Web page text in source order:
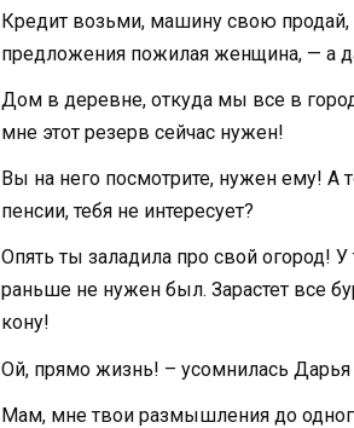
Кредит возьми, машину свою продай,
предложения пожилая женщина, — а
Дом в деревне, откуда мы все в
мне этот резерв сейчас нужен!
Вы на него посмотрите, нужен ему! А
пенсии, тебя не интересует?
Опять ты заладила про свой огород!
раньше не нужен был. Зарастет все
кону!
Ой, прямо жизнь! – усомнилась
Мам, мне твои размышления до